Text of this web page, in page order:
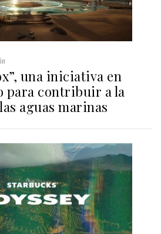
una iniciativa en
para contribuir a la
aguas marinas